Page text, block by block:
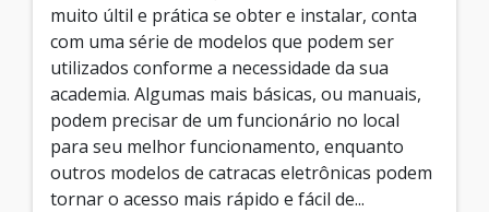
muito últil e prática se obter e instalar, conta
com uma série de modelos que podem ser
utilizados conforme a necessidade da sua
academia. Algumas mais básicas, ou manuais,
podem precisar de um funcionário no local
para seu melhor funcionamento, enquanto
outros modelos de catracas eletrônicas podem
tornar o acesso mais rápido e fácil de...